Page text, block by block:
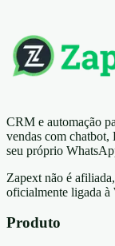
CRM e automação
vendas com
seu próprio
Zapext não é
oficialmente ligada
Produto